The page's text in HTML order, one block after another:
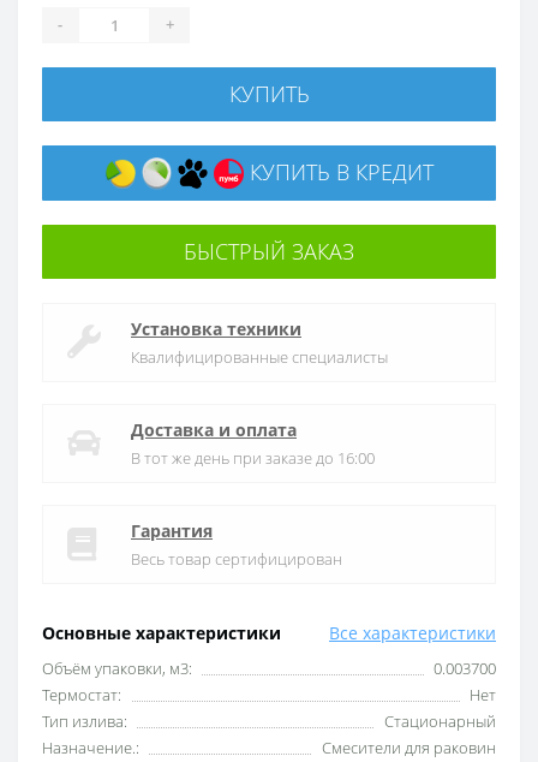
Основные характеристики Все характеристики
Объём упаковки, м3:
0.003700
Термостат:
Нет
Тип излива:
Стационарный
Назначение.:
Смесители для раковин
- +
КУПИТЬ
КУПИТЬ В КРЕДИТ
БЫСТРЫЙ ЗАКАЗ
Установка техники
Квалифицированные специалисты
Доставка и оплата
В тот же день при заказе до 16:00
Гарантия
Весь товар сертифицирован